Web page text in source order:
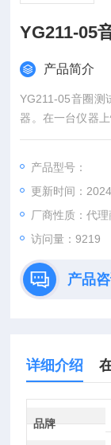
YG211-05
产品简介
YG211-05音圈测
器。在一台仪器
等状况。配上
提高了生产效率
题，已成为音圈检
产品型号：
更新时间：
厂商性质：代理
访问量：9219
产品
详细介绍
品牌